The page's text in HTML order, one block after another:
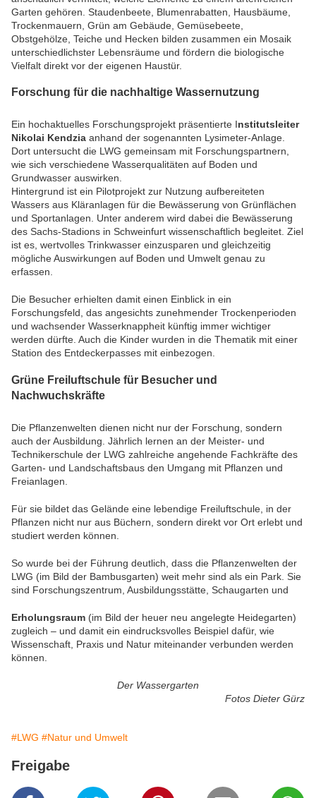
Garten gehören. Staudenbeete, Blumenrabatten, Hausbäume,
Trockenmauern, Grün am Gebäude, Gemüsebeete,
Obstgehölze, Teiche und Hecken bilden zusammen ein Mosaik
unterschiedlichster Lebensräume und fördern die biologische
Vielfalt direkt vor der eigenen Haustür.
Forschung für die nachhaltige Wassernutzung
Ein hochaktuelles Forschungsprojekt präsentierte Institutsleiter
Nikolai Kendzia anhand der sogenannten Lysimeter-Anlage.
Dort untersucht die LWG gemeinsam mit Forschungspartnern,
wie sich verschiedene Wasserqualitäten auf Boden und
Grundwasser auswirken.
Hintergrund ist ein Pilotprojekt zur Nutzung aufbereiteten
Wassers aus Kläranlagen für die Bewässerung von Grünflächen
und Sportanlagen. Unter anderem wird dabei die Bewässerung
des Sachs-Stadions in Schweinfurt wissenschaftlich begleitet. Ziel
ist es, wertvolles Trinkwasser einzusparen und gleichzeitig
mögliche Auswirkungen auf Boden und Umwelt genau zu
erfassen.
Die Besucher erhielten damit einen Einblick in ein
Forschungsfeld, das angesichts zunehmender Trockenperioden
und wachsender Wasserknappheit künftig immer wichtiger
werden dürfte. Auch die Kinder wurden in die Thematik mit einer
Station des Entdeckerpasses mit einbezogen.
Grüne Freiluftschule für Besucher und
Nachwuchskräfte
Die Pflanzenwelten dienen nicht nur der Forschung, sondern
auch der Ausbildung. Jährlich lernen an der Meister- und
Technikerschule der LWG zahlreiche angehende Fachkräfte des
Garten- und Landschaftsbaus den Umgang mit Pflanzen und
Freianlagen.
Für sie bildet das Gelände eine lebendige Freiluftschule, in der
Pflanzen nicht nur aus Büchern, sondern direkt vor Ort erlebt und
studiert werden können.
So wurde bei der Führung deutlich, dass die Pflanzenwelten der
LWG (im Bild der Bambusgarten) weit mehr sind als ein Park. Sie
sind Forschungszentrum, Ausbildungsstätte, Schaugarten und
Erholungsraum (im Bild der heuer neu angelegte Heidegarten)
zugleich – und damit ein eindrucksvolles Beispiel dafür, wie
Wissenschaft, Praxis und Natur miteinander verbunden werden
können.
Der Wassergarten
Fotos Dieter Gürz
#LWG #Natur und Umwelt
Freigabe